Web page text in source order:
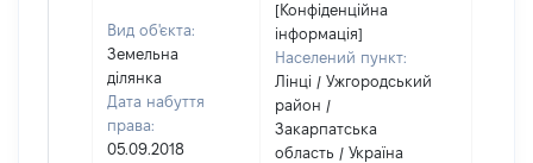
Вид об'єкта:
Земельна
ділянка
Дата набуття
права:
05.09.2018
[Конфіденційна
інформація]
Населений пункт:
Лінці / Ужгородський
район /
Закарпатська
область / Україна